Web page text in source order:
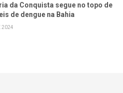
da Conquista segue no topo de
de dengue na Bahia
2024